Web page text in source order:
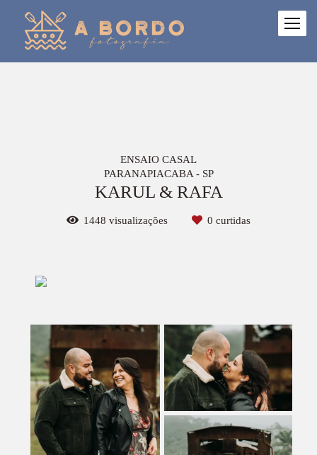
ENSAIO CASAL
PARANAPIACABA - SP
KARUL & RAFA
1448 visualizações 0 curtidas